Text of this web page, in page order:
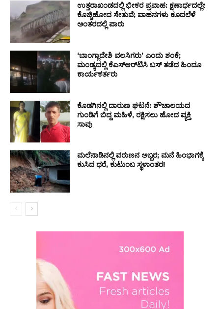
ಉತ್ತರಾಖಂಡದಲ್ಲಿ ಭೀಕರ ಪ್ರವಾಹ: ಕ್ಷಣಾರ್ಧದಲ್ಲೇ
ಕೊಚ್ಚಿಹೋದ ಸೇತುವೆ; ವಾಹನಗಳು ಕೂದಲೆಳೆ
ಅಂತರದಲ್ಲಿ ಪಾರು
‘ಬಾಂಗ್ಲಾದೇಶಿ ವಲಸಿಗರು’ ಎಂದು ಶಂಕೆ;
ಮಂಡ್ಯದಲ್ಲಿ ಕೆಎಸ್‌ಆರ್‌ಟಿಸಿ ಬಸ್ ತಡೆದ ಹಿಂದೂ
ಕಾರ್ಯಕರ್ತರು
ಕೊಡಗಿನಲ್ಲಿ ದಾರುಣ ಘಟನೆ: ಶೌಚಾಲಯದ
ಗುಂಡಿಗೆ ಬಿದ್ದ ಮಹಿಳೆ, ರಕ್ಷಿಸಲು ಹೋದ ವ್ಯಕ್ತಿ
ಸಾವು
ಮಲೆನಾಡಿನಲ್ಲಿ ವರುಣನ ಅಬ್ಬರ; ಮನೆ ಹಿಂಭಾಗಕ್ಕೆ
ಕುಸಿದ ಧರೆ, ಕುಟುಂಬ ಸ್ಥಳಾಂತರ!